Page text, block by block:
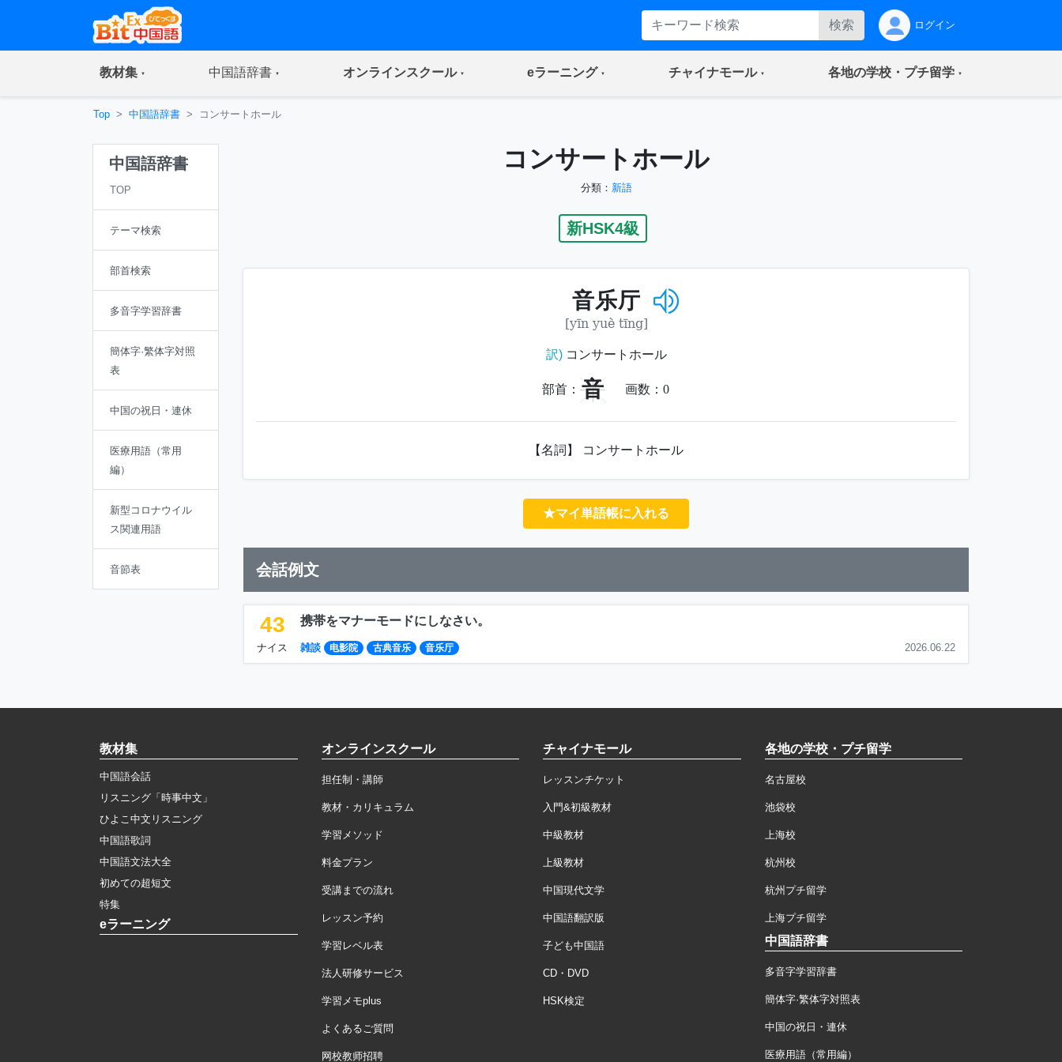
検索 ログイン
教材集(current) 中国語辞書(current) オンラインスクール(current) eラーニング(current) チャイナモール(current) 各地の学校・プチ留学(current)
Top 中国語辞書 コンサートホール
中国語辞書
TOP
テーマ検索
部首検索
多音字学習辞書
簡体字·繁体字対照
表
中国の祝日・連休
医療用語（常用
編）
新型コロナウイル
ス関連用語
音節表
コンサートホール
分類： 新語
新HSK4級
音乐厅
[yīn yuè tīng]
訳)コンサートホール
部首： 音 画数： 0
【名詞】 コンサートホール
★マイ単語帳に入れる
会話例文
43
ナイス
携帯をマナーモードにしなさい。
雑談 电影院 古典音乐 音乐厅 2026.06.22
教材集
中国語会話
リスニング「時事中文」
ひよこ中文リスニング
中国語歌詞
中国語文法大全
初めての超短文
特集
eラーニング
オンラインスクール
担任制・講師
教材・カリキュラム
学習メソッド
料金プラン
受講までの流れ
レッスン予約
学習レベル表
法人研修サービス
学習メモplus
よくあるご質問
网校教师招聘
チャイナモール
レッスンチケット
入門&初級教材
中級教材
上級教材
中国現代文学
中国語翻訳版
子ども中国語
CD・DVD
HSK検定
各地の学校・プチ留学
名古屋校
池袋校
上海校
杭州校
杭州プチ留学
上海プチ留学
中国語辞書
多音字学習辞書
簡体字·繁体字対照表
中国の祝日・連休
医療用語（常用編）